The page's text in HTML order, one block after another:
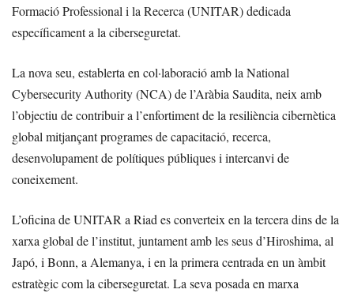
Formació Professional i la Recerca (UNITAR) dedicada
específicament a la ciberseguretat.
La nova seu, establerta en col·laboració amb la National
Cybersecurity Authority (NCA) de l’Aràbia Saudita, neix amb
l’objectiu de contribuir a l’enfortiment de la resiliència cibernètica
global mitjançant programes de capacitació, recerca,
desenvolupament de polítiques públiques i intercanvi de
coneixement.
L’oficina de UNITAR a Riad es converteix en la tercera dins de la
xarxa global de l’institut, juntament amb les seus d’Hiroshima, al
Japó, i Bonn, a Alemanya, i en la primera centrada en un àmbit
estratègic com la ciberseguretat. La seva posada en marxa